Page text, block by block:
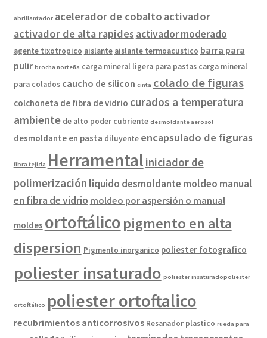
abrillantador acelerador de cobalto activador
activador de alta rapides activador moderado
agente tixotropico aislante aislante termoacustico barra para
pulir brocha norteña carga mineral ligera para pastas carga mineral
para colados caucho de silicon cinta colado de figuras
colchoneta de fibra de vidrio curados a temperatura
ambiente de alto poder cubriente desmoldante aerosol
desmoldante en pasta diluyente encapsulado de figuras
fibra tejida Herramental iniciador de
polimerización liquido desmoldante moldeo manual
en fibra de vidrio moldeo por aspersión o manual
moldes ortoftálicopigmento en alta
dispersion Pigmento inorganico poliester fotografico
poliester insaturado poliester insaturadopoliester
ortoftálico poliester ortoftalico
recubrimientos anticorrosivos Resanador plastico rueda para